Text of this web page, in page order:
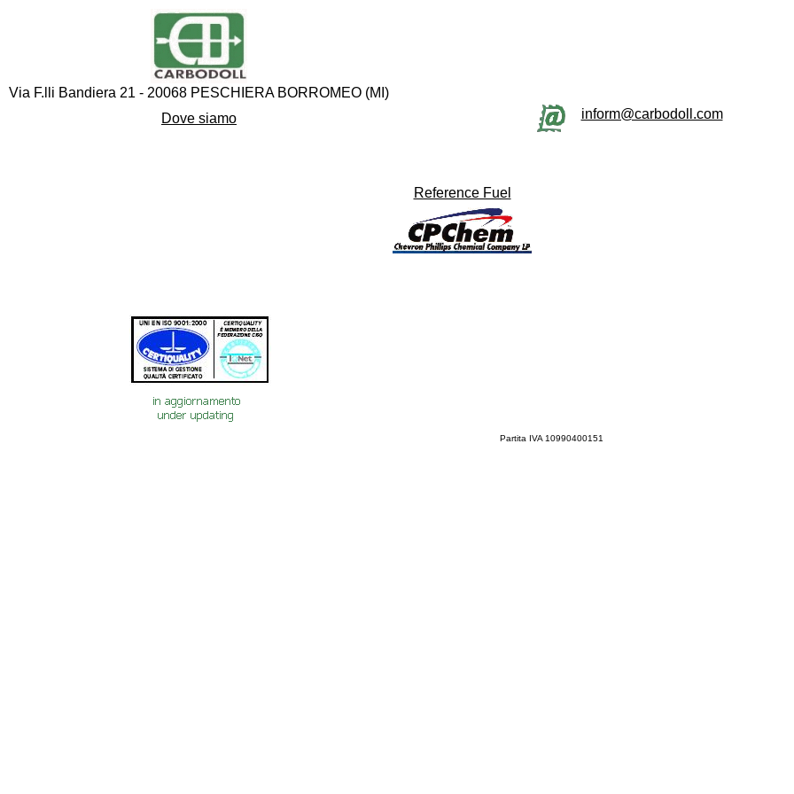
Via F.lli Bandiera 21 - 20068 PESCHIERA BORROMEO (MI)
Dove siamo inform@carbodoll.com
Reference Fuel
Partita IVA 10990400151